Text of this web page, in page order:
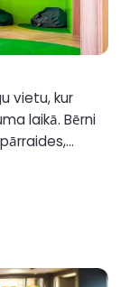
vietu, kur
laikā. Bērni
ir ideāla